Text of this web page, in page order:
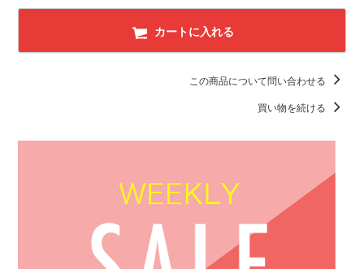
カートに入れる
この商品について問い合わせる
買い物を続ける